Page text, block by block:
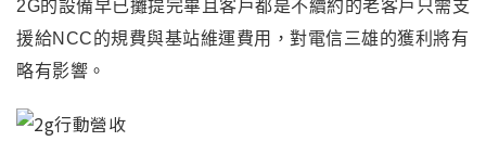
2G的設備早已攤提完畢且客戶都是不續約的老客戶只需支
援給NCC的規費與基站維運費用 ， 對電信三雄的獲利將有
略有影響。